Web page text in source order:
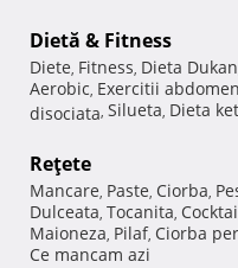
Dietă & Fitness
Diete, Fitness, Dieta Dukan
Aerobic, Exercitii abdomen
disociata, Silueta, Dieta
Reţete
Mancare, Paste, Ciorba,
Dulceata, Tocanita,
Maioneza, Pilaf, Ciorba
Ce mancam azi